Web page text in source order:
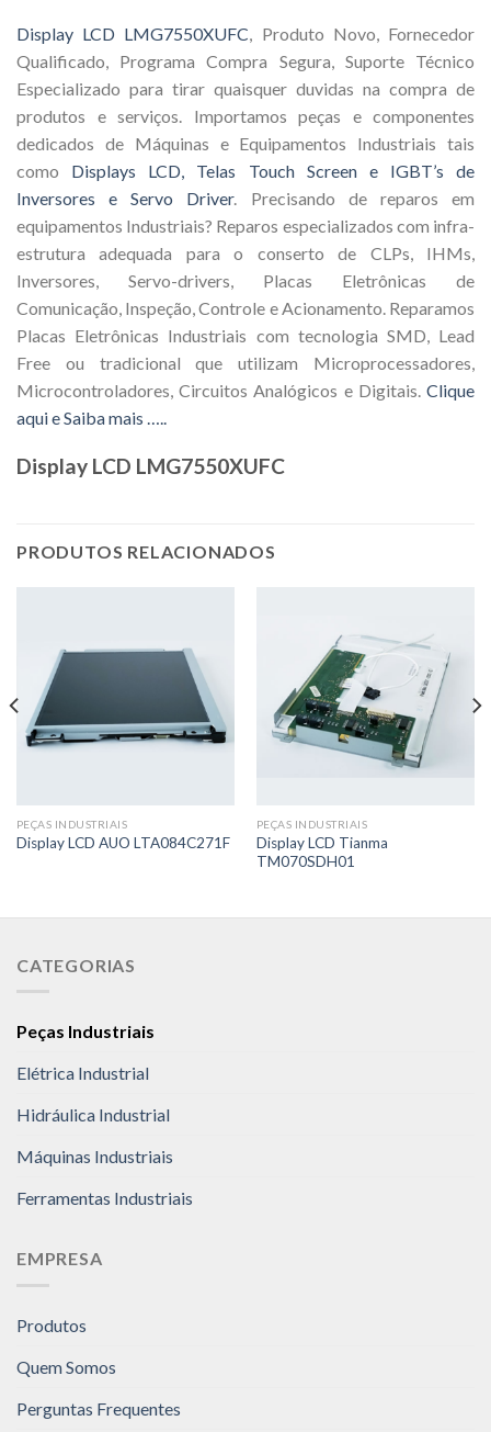
Display LCD LMG7550XUFC , Produto Novo, Fornecedor
Qualificado, Programa Compra Segura, Suporte Técnico
Especializado para tirar quaisquer duvidas na compra de
produtos e serviços. Importamos peças e componentes
dedicados de Máquinas e Equipamentos Industriais tais
como Displays LCD, Telas Touch Screen e IGBT’s de
Inversores e Servo Driver. Precisando de reparos em
equipamentos Industriais? Reparos especializados com infra-
estrutura adequada para o conserto de CLPs, IHMs,
Inversores, Servo-drivers, Placas Eletrônicas de
Comunicação, Inspeção, Controle e Acionamento. Reparamos
Placas Eletrônicas Industriais com tecnologia SMD, Lead
Free ou tradicional que utilizam Microprocessadores,
Microcontroladores, Circuitos Analógicos e Digitais. Clique
aqui e Saiba mais …..
Display LCD LMG7550XUFC
PRODUTOS RELACIONADOS
PEÇAS INDUSTRIAIS
Display LCD AUO LTA084C271F
PEÇAS INDUSTRIAIS
Display LCD Tianma
TM070SDH01
CATEGORIAS
Peças Industriais
Elétrica Industrial
Hidráulica Industrial
Máquinas Industriais
Ferramentas Industriais
EMPRESA
Produtos
Quem Somos
Perguntas Frequentes